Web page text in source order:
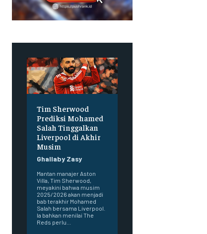
Tim Sherwood
Prediksi Mohamed
Salah Tinggalkan
Liverpool di Akhir
Musim
Ghallaby Zasy
Mantan manajer Aston
Villa, Tim Sherwood,
meyakini bahwa musim
2025/2026 akan menjadi
bab terakhir Mohamed
Salah bersama Liverpool.
Ia bahkan menilai The
Reds perlu...